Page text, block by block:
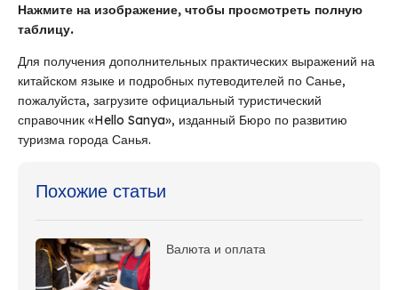
Нажмите на изображение, чтобы просмотреть полную
таблицу.
Для получения дополнительных практических выражений на
китайском языке и подробных путеводителей по Санье,
пожалуйста, загрузите официальный туристический
справочник «Hello Sanya», изданный Бюро по развитию
туризма города Санья.
Похожие статьи
Валюта и оплата